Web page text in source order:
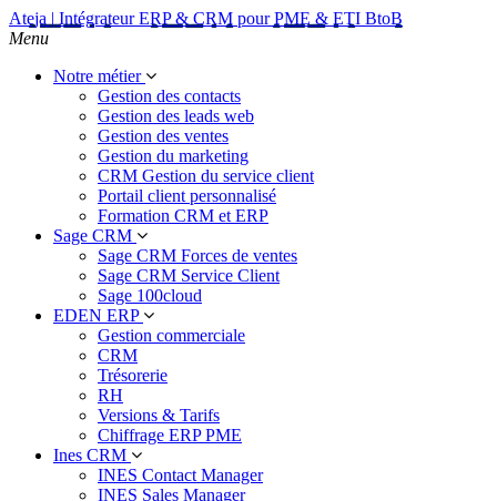
Ateja | Intégrateur ERP & CRM pour PME & ETI BtoB
Menu
Notre métier
Gestion des contacts
Gestion des leads web
Gestion des ventes
Gestion du marketing
CRM Gestion du service client
Portail client personnalisé
Formation CRM et ERP
Sage CRM
Sage CRM Forces de ventes
Sage CRM Service Client
Sage 100cloud
EDEN ERP
Gestion commerciale
CRM
Trésorerie
RH
Versions & Tarifs
Chiffrage ERP PME
Ines CRM
INES Contact Manager
INES Sales Manager